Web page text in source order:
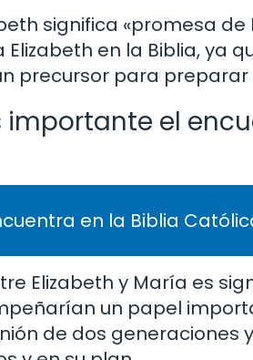
significa «promesa
en la Biblia, ya
precursor para
importante el
en la Biblia
Elizabeth y María es
un papel
de dos generaciones